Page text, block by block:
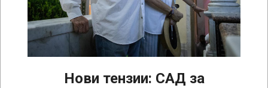
Нови тензии: САД за